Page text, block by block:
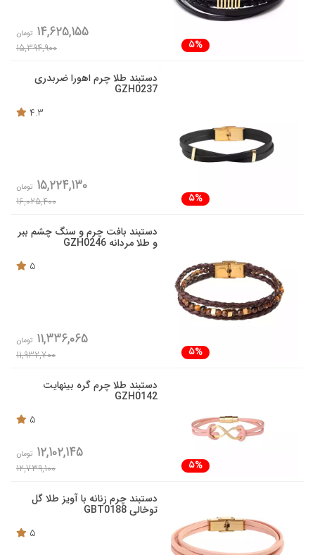
5%
14,625,155 تومان
15,394,900
دستبند طلا چرم اهورا ضربدری
GZH0237
4.3
5%
15,224,130 تومان
16,025,400
دستبند بافت چرم و سنگ چشم ببر
و طلا مردانه GZH0246
5
5%
11,336,065 تومان
11,932,700
دستبند طلا چرم گره بینهایت
GZH0142
5
5%
12,102,145 تومان
12,739,100
دستبند چرم زنانه با آویز طلا گل
توخالی GBT0188
5